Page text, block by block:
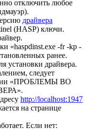
отключить любое
драйвера
(HASP) ключи.
«haspdinst.exe -fr -kp -
ранее.
установки драйвера.
следует
«ПРОБЛЕМЫ ВО
http://localhost:1947
на странице
Если нет: